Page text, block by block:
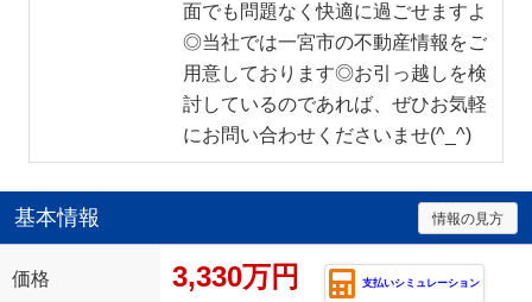
面でも問題なく快適に過ごせますよ
◎当社では一宮市の不動産情報をご
用意しております◎お引っ越しを検
討しているのであれば、ぜひお気軽
にお問い合わせくださいませ(^_^)
基本情報 情報の見方
価格 3,330万円 支払いシミュレーション